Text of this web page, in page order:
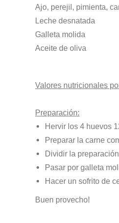
Ajo, perejil, pimienta,
Leche desnatada
Galleta molida
Aceite de oliva
Valores nutricionales
Preparación:
Hervir los 4 huevos
Preparar la carne
Dividir la
Pasar por galleta
Hacer un sofrito de
Buen provecho!